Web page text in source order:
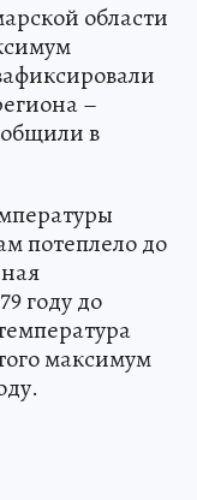
области
–
в
потеплело до
году до
максимум